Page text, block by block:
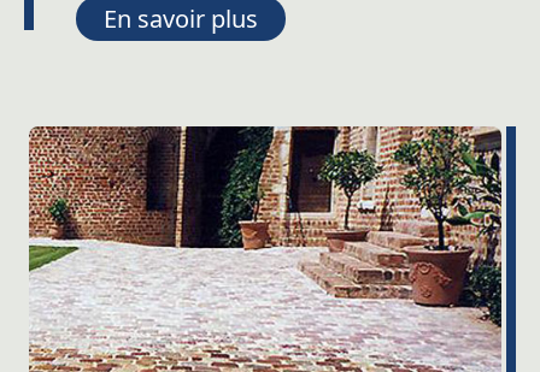
En savoir plus